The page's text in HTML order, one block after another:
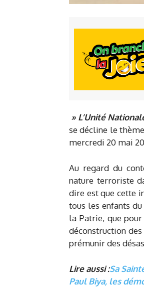
» L’Unité
se décline le
mercredi 20 mai
Au regard du
nature terroriste
dire est que cette
tous les enfants
la Patrie, que
déconstruction
prémunir des
Lire aussi :Sa
Paul Biya, les